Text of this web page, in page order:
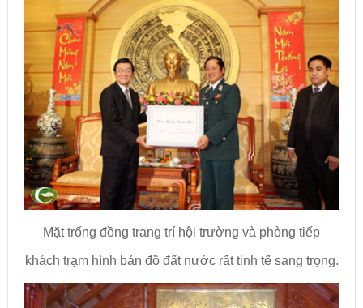
Mặt trống đồng trang trí hội trường và phòng tiếp
khách trạm hình bản đồ đất nước rất tinh tế sang trọng.